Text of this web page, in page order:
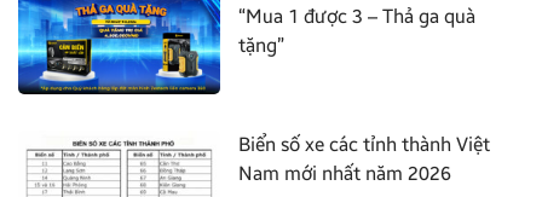
“Mua 1 được 3 – Thả ga quà
tặng”
Biển số xe các tỉnh thành Việt
Nam mới nhất năm 2026